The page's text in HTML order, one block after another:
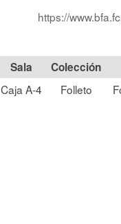
https://
Sala Colección
Caja A-4 Folleto